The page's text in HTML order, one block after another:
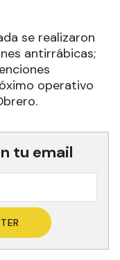
se realizaron
antirrábicas;
operativo
tu email